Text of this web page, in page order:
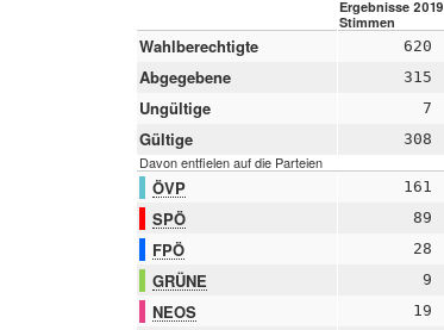
Ergebnisse 2019
Stimmen
Wahlberechtigte 620
Abgegebene 315
Ungültige 7
Gültige 308
Davon entfielen auf die Parteien
ÖVP 161
SPÖ 89
FPÖ 28
GRÜNE 9
NEOS 19